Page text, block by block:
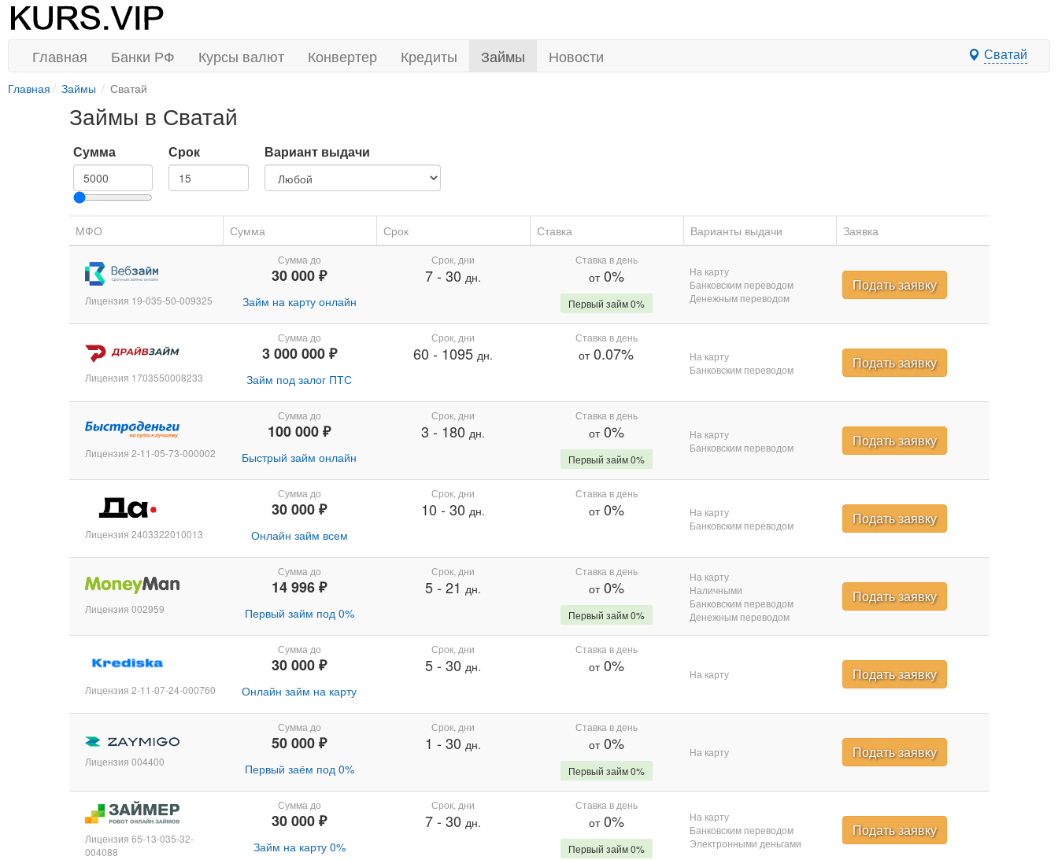
Главная Банки РФ Курсы валют Конвертер Кредиты Займы Новости Сватай
Главная Займы Сватай
Займы в Сватай
Сумма Срок Вариант выдачи
МФО Сумма Срок Ставка Варианты выдачи Заявка
Лицензия 19-035-50-009325
Сумма до
30 000 ₽
Займ на карту онлайн
Срок, дни
7- 30 дн.
Ставка в день
от0%
Первый займ 0%
На карту
Банковским переводом
Денежным переводом
Подать заявку
Лицензия 1703550008233
Сумма до
3 000 000 ₽
Займ под залог ПТС
Срок, дни
60 - 1095 дн.
Ставка в день
от0.07%
На карту
Банковским переводом
Подать заявку
Лицензия 2-11-05-73-000002
Сумма до
100 000 ₽
Быстрый займ онлайн
Срок, дни
3 - 180 дн.
Ставка в день
от0%
Первый займ 0%
На карту
Банковским переводом
Подать заявку
Лицензия 2403322010013
Сумма до
30 000 ₽
Онлайн займ всем
Срок, дни
10 - 30 дн.
Ставка в день
от0%
На карту
Банковским переводом
Подать заявку
Лицензия 002959
Сумма до
14 996 ₽
Первый займ под 0%
Срок, дни
5- 21 дн.
Ставка в день
от0%
Первый займ 0%
На карту
Наличными
Банковским переводом
Денежным переводом
Подать заявку
Лицензия 2-11-07-24-000760
Сумма до
30 000 ₽
Онлайн займ на карту
Срок, дни
5- 30 дн.
Ставка в день
от0% На карту Подать заявку
Лицензия 004400
Сумма до
50 000 ₽
Первый заём под 0%
Срок, дни
1 - 30 дн.
Ставка в день
от0%
Первый займ 0%
На карту Подать заявку
Лицензия 65-13-035-32-
004088
Сумма до
30 000 ₽
Займ на карту 0%
Срок, дни
7- 30 дн.
Ставка в день
от0%
Первый займ 0%
На карту
Банковским переводом
Электронными деньгами
Подать заявку